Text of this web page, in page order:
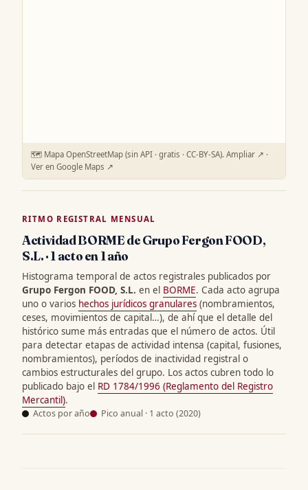
🗺️ Mapa OpenStreetMap (sin API · gratis · CC-BY-SA). Ampliar ↗ ·
Ver en Google Maps ↗
RITMO REGISTRAL MENSUAL
Actividad BORME de Grupo Fergon FOOD,
S.L. · 1 acto en 1 año
Histograma temporal de actos registrales publicados por
Grupo Fergon FOOD, S.L. en el BORME. Cada acto agrupa
uno o varios hechos jurídicos granulares (nombramientos,
ceses, movimientos de capital…), de ahí que el detalle del
histórico sume más entradas que el número de actos. Útil
para detectar etapas de actividad intensa (capital, fusiones,
nombramientos), períodos de inactividad registral o
cambios estructurales del grupo. Los actos cubren todo lo
publicado bajo el RD 1784/1996 (Reglamento del Registro
Mercantil).
Actos por año Pico anual · 1 acto (2020)